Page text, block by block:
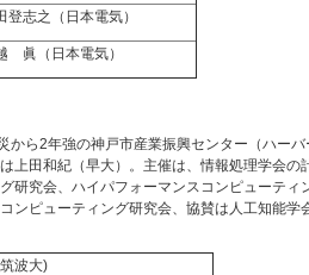
登志之（日本電気）
眞（日本電気）
から2年強の神戸市産業振興センター（ハー
田和紀（早大）。主催は、情報処理学会の
究会、ハイパフォーマンスコンピューティ
ピューティング研究会、協賛は人工知能学
波大)